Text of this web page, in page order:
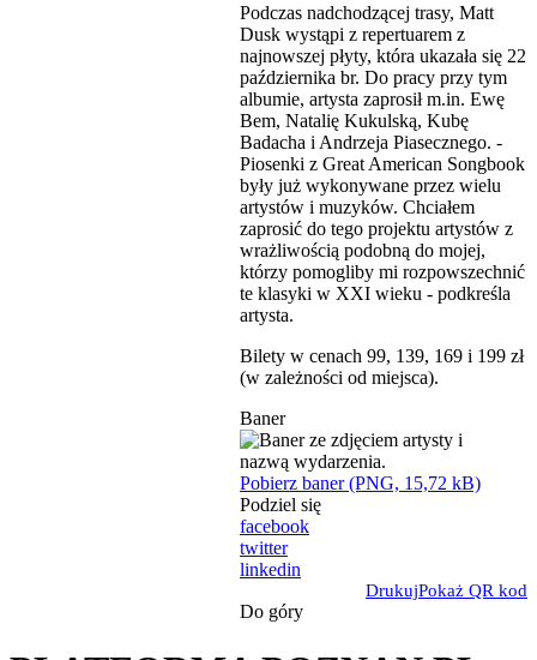
Podczas nadchodzącej trasy, Matt
Dusk wystąpi z repertuarem z
najnowszej płyty, która ukazała się 22
października br. Do pracy przy tym
albumie, artysta zaprosił m.in. Ewę
Bem, Natalię Kukulską, Kubę
Badacha i Andrzeja Piasecznego. -
Piosenki z Great American Songbook
były już wykonywane przez wielu
artystów i muzyków. Chciałem
zaprosić do tego projektu artystów z
wrażliwością podobną do mojej,
którzy pomogliby mi rozpowszechnić
te klasyki w XXI wieku - podkreśla
artysta.
Bilety w cenach 99, 139, 169 i 199 zł
(w zależności od miejsca).
Baner
Pobierz baner (PNG, 15,72 kB)
Podziel się
facebook
twitter
linkedin
DrukujPokaż QR kod
Do góry